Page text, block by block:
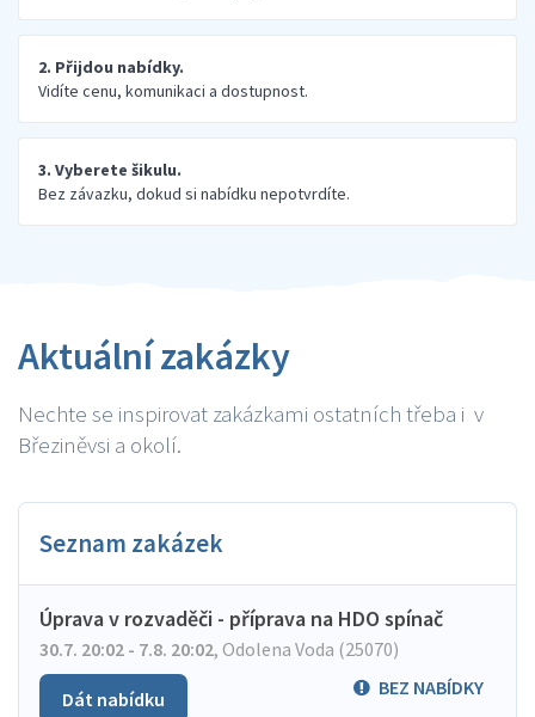
2. Přijdou nabídky.
Vidíte cenu, komunikaci a dostupnost.
3. Vyberete šikulu.
Bez závazku, dokud si nabídku nepotvrdíte.
Aktuální zakázky
Nechte se inspirovat zakázkami ostatních třeba i v
Březiněvsi a okolí.
Seznam zakázek
Úprava v rozvaděči - příprava na HDO spínač
30.7. 20:02 - 7.8. 20:02, Odolena Voda (25070)
BEZ NABÍDKY
Dát nabídku